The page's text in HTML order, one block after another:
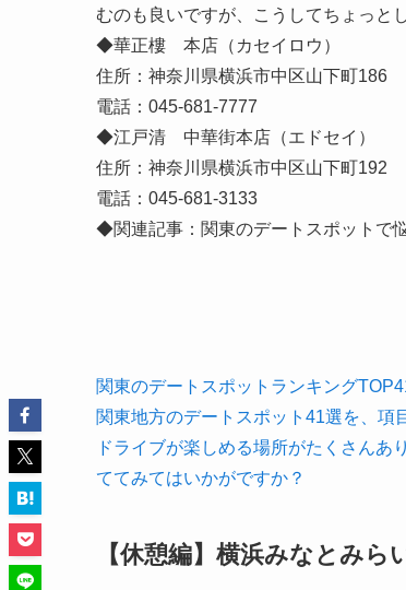
むのも良いですが、こうしてちょっと
◆華正樓 本店（カセイロウ）
住所：神奈川県横浜市中区山下町186
電話：045-681-7777
◆江戸清 中華街本店（エドセイ）
住所：神奈川県横浜市中区山下町192
電話：045-681-3133
◆関連記事：関東のデートスポットで
関東のデートスポットランキング
関東地方のデートスポット41選を、項
ドライブが楽しめる場所がたくさん
ててみてはいかがですか？
【休憩編】横浜みなとみ